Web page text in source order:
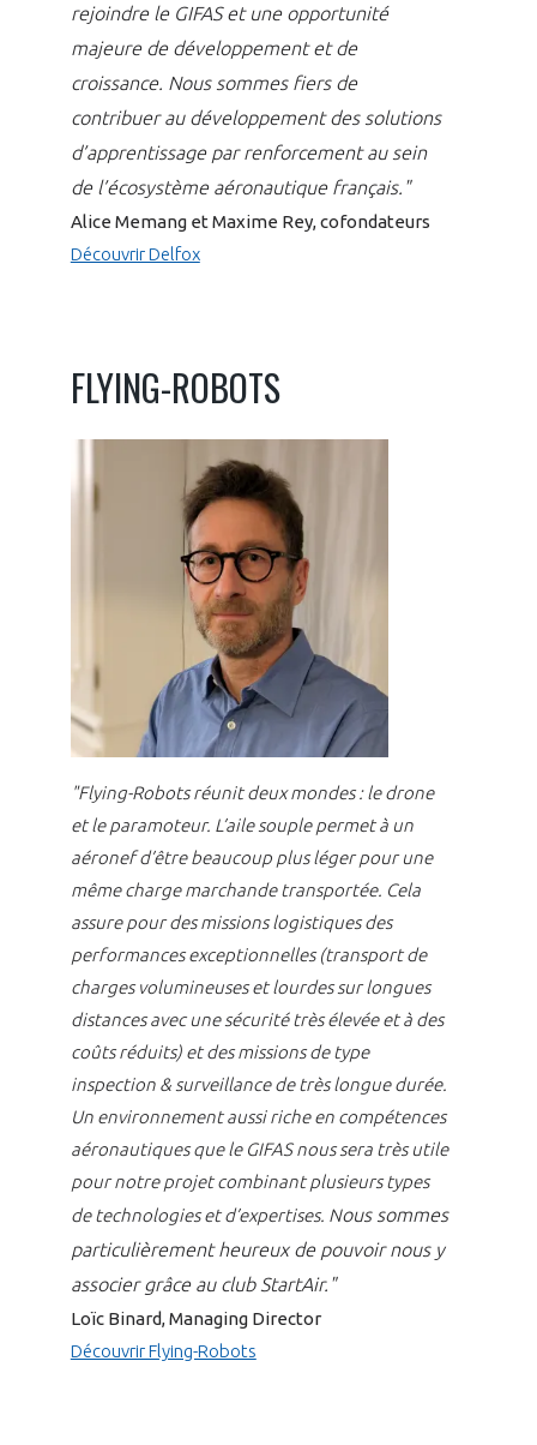
rejoindre le GIFAS et une opportunité
majeure de développement et de
croissance. Nous sommes fiers de
contribuer au développement des solutions
d’apprentissage par renforcement au sein
de l’écosystème aéronautique français."
Alice Memang et Maxime Rey, cofondateurs
Découvrir Delfox
FLYING-ROBOTS
"Flying-Robots réunit deux mondes : le drone
et le paramoteur. L’aile souple permet à un
aéronef d’être beaucoup plus léger pour une
même charge marchande transportée. Cela
assure pour des missions logistiques des
performances exceptionnelles (transport de
charges volumineuses et lourdes sur longues
distances avec une sécurité très élevée et à des
coûts réduits) et des missions de type
inspection & surveillance de très longue durée.
Un environnement aussi riche en compétences
aéronautiques que le GIFAS nous sera très utile
pour notre projet combinant plusieurs types
de technologies et d’expertises. Nous sommes
particulièrement heureux de pouvoir nous y
associer grâce au club StartAir."
Loïc Binard, Managing Director
Découvrir Flying-Robots